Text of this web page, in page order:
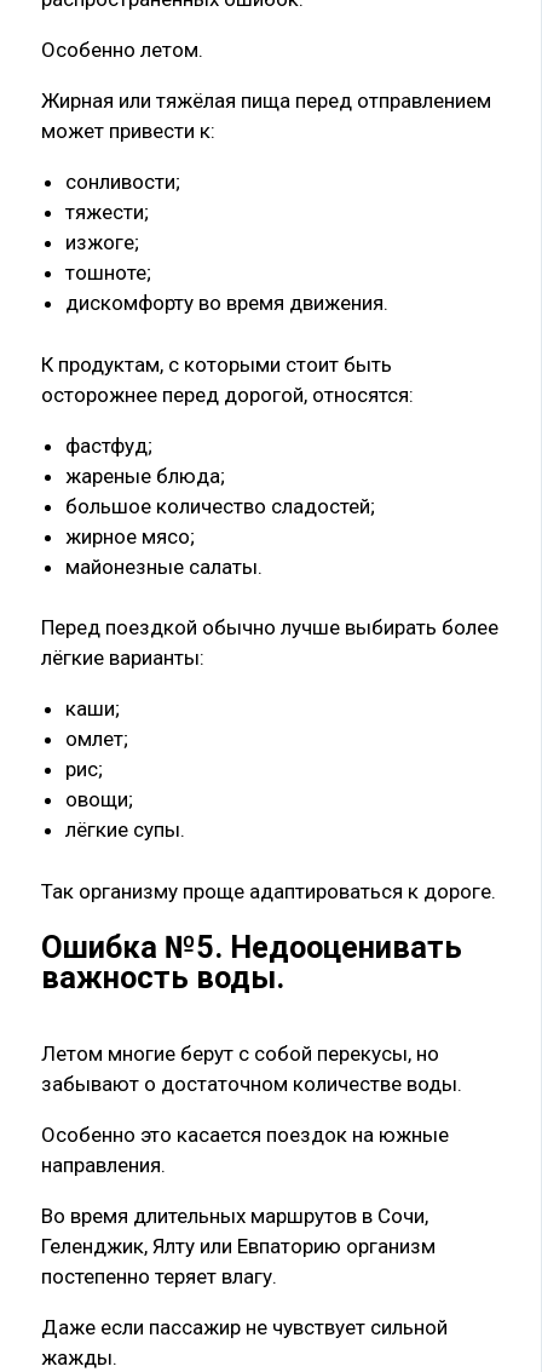
Особенно летом.
Жирная или тяжёлая пища перед отправлением
может привести к:
сонливости;
тяжести;
изжоге;
тошноте;
дискомфорту во время движения.
К продуктам, с которыми стоит быть
осторожнее перед дорогой, относятся:
фастфуд;
жареные блюда;
большое количество сладостей;
жирное мясо;
майонезные салаты.
Перед поездкой обычно лучше выбирать более
лёгкие варианты:
каши;
омлет;
рис;
овощи;
лёгкие супы.
Так организму проще адаптироваться к дороге.
Ошибка №5. Недооценивать
важность воды.
Летом многие берут с собой перекусы, но
забывают о достаточном количестве воды.
Особенно это касается поездок на южные
направления.
Во время длительных маршрутов в Сочи,
Геленджик, Ялту или Евпаторию организм
постепенно теряет влагу.
Даже если пассажир не чувствует сильной
жажды.